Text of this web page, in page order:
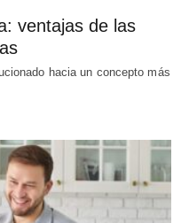
ventajas de las
hacia un concepto más